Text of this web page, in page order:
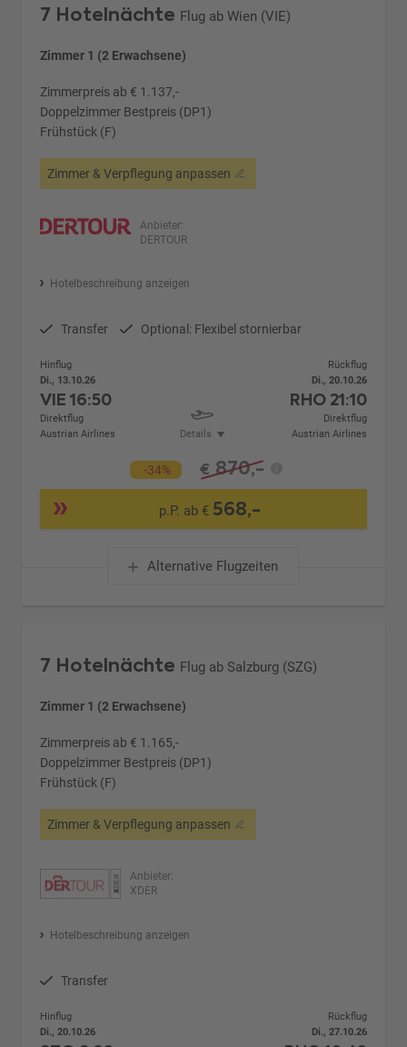
7 Hotelnächte Flug ab Wien (VIE)
Zimmer 1 (2 Erwachsene)
Zimmerpreis ab € 1.137,-
Doppelzimmer Bestpreis (DP1)
Frühstück (F)
Zimmer & Verpflegung anpassen
Anbieter:
DERTOUR
Hotelbeschreibung anzeigen
Transfer Optional: Flexibel stornierbar
Hinflug
Di., 13.10.26
VIE16:50
Direktflug
Austrian Airlines
Details
Rückflug
Di., 20.10.26
RHO 21:10
Direktflug
Austrian Airlines
-34% € 870,-
p.P. ab € 568,-
Alternative Flugzeiten
7 Hotelnächte Flug ab Salzburg (SZG)
Zimmer 1 (2 Erwachsene)
Zimmerpreis ab € 1.165,-
Doppelzimmer Bestpreis (DP1)
Frühstück (F)
Zimmer & Verpflegung anpassen
Anbieter:
XDER
Hotelbeschreibung anzeigen
Transfer
Hinflug
Di., 20.10.26
Rückflug
Di., 27.10.26